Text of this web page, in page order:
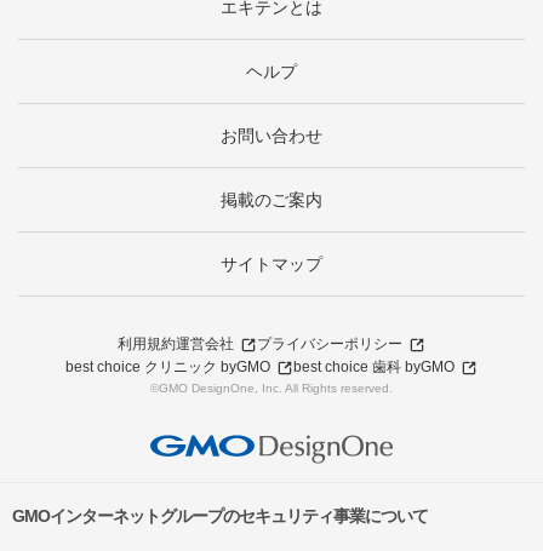
エキテンとは
ヘルプ
お問い合わせ
掲載のご案内
サイトマップ
利用規約運営会社
プライバシーポリシー
best choice クリニック byGMO
best choice 歯科 byGMO
©GMO DesignOne, Inc. All Rights reserved.
GMOインターネットグループのセキュリティ事業について